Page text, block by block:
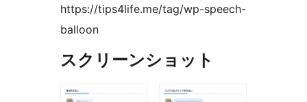
https://tips4life.me/tag/wp-speech-
balloon
スクリーンショット